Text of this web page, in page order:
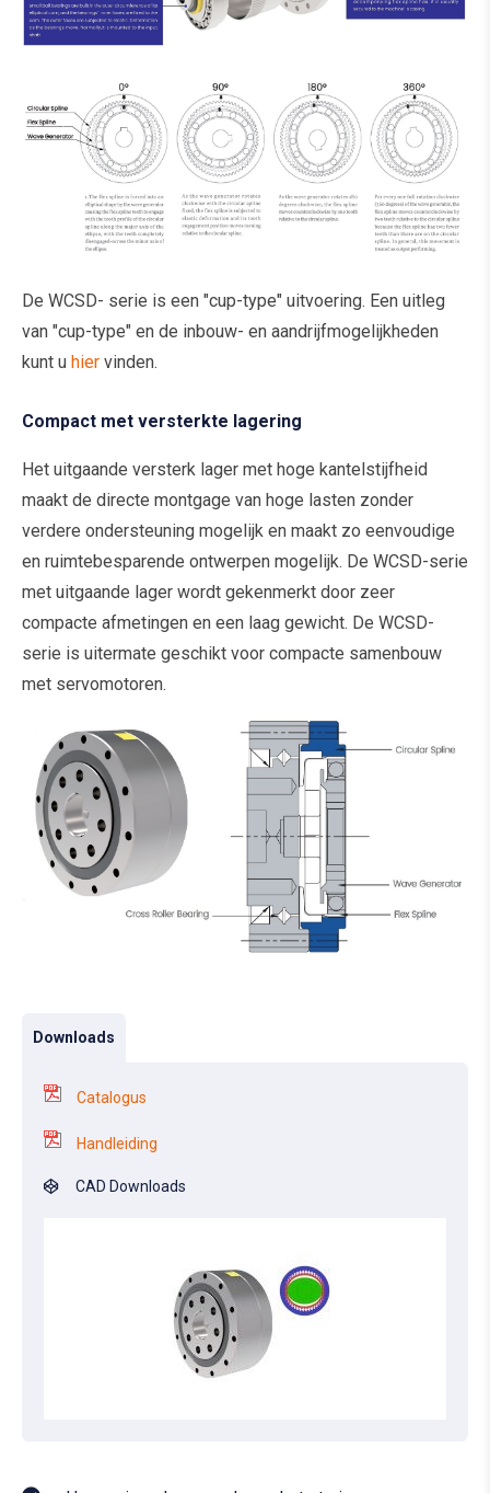
De WCSD- serie is een "cup-type" uitvoering. Een uitleg
van "cup-type" en de inbouw- en aandrijfmogelijkheden
kunt u hier vinden.
Compact met versterkte lagering
Het uitgaande versterk lager met hoge kantelstijfheid
maakt de directe montgage van hoge lasten zonder
verdere ondersteuning mogelijk en maakt zo eenvoudige
en ruimtebesparende ontwerpen mogelijk. De WCSD-serie
met uitgaande lager wordt gekenmerkt door zeer
compacte afmetingen en een laag gewicht. De WCSD-
serie is uitermate geschikt voor compacte samenbouw
met servomotoren.
Downloads
Catalogus
Handleiding
CAD Downloads